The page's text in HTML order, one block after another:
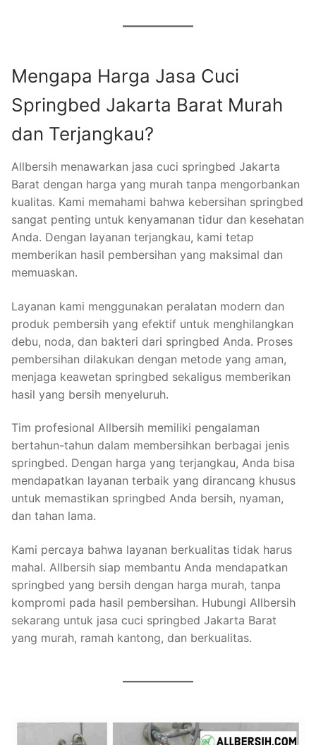
Mengapa Harga Jasa Cuci
Springbed Jakarta Barat Murah
dan Terjangkau?
Allbersih menawarkan jasa cuci springbed Jakarta
Barat dengan harga yang murah tanpa mengorbankan
kualitas. Kami memahami bahwa kebersihan springbed
sangat penting untuk kenyamanan tidur dan kesehatan
Anda. Dengan layanan terjangkau, kami tetap
memberikan hasil pembersihan yang maksimal dan
memuaskan.
Layanan kami menggunakan peralatan modern dan
produk pembersih yang efektif untuk menghilangkan
debu, noda, dan bakteri dari springbed Anda. Proses
pembersihan dilakukan dengan metode yang aman,
menjaga keawetan springbed sekaligus memberikan
hasil yang bersih menyeluruh.
Tim profesional Allbersih memiliki pengalaman
bertahun-tahun dalam membersihkan berbagai jenis
springbed. Dengan harga yang terjangkau, Anda bisa
mendapatkan layanan terbaik yang dirancang khusus
untuk memastikan springbed Anda bersih, nyaman,
dan tahan lama.
Kami percaya bahwa layanan berkualitas tidak harus
mahal. Allbersih siap membantu Anda mendapatkan
springbed yang bersih dengan harga murah, tanpa
kompromi pada hasil pembersihan. Hubungi Allbersih
sekarang untuk jasa cuci springbed Jakarta Barat
yang murah, ramah kantong, dan berkualitas.